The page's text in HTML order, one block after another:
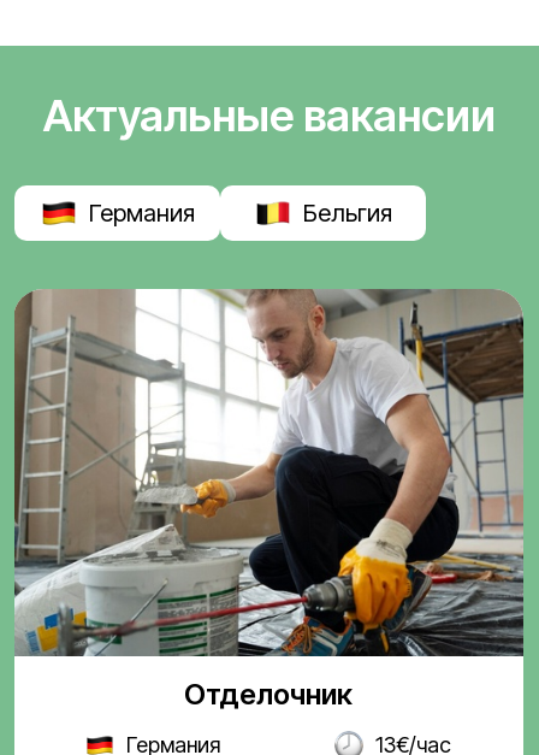
Актуальные вакансии
Германия Бельгия
Отделочник
Германия 13€/час